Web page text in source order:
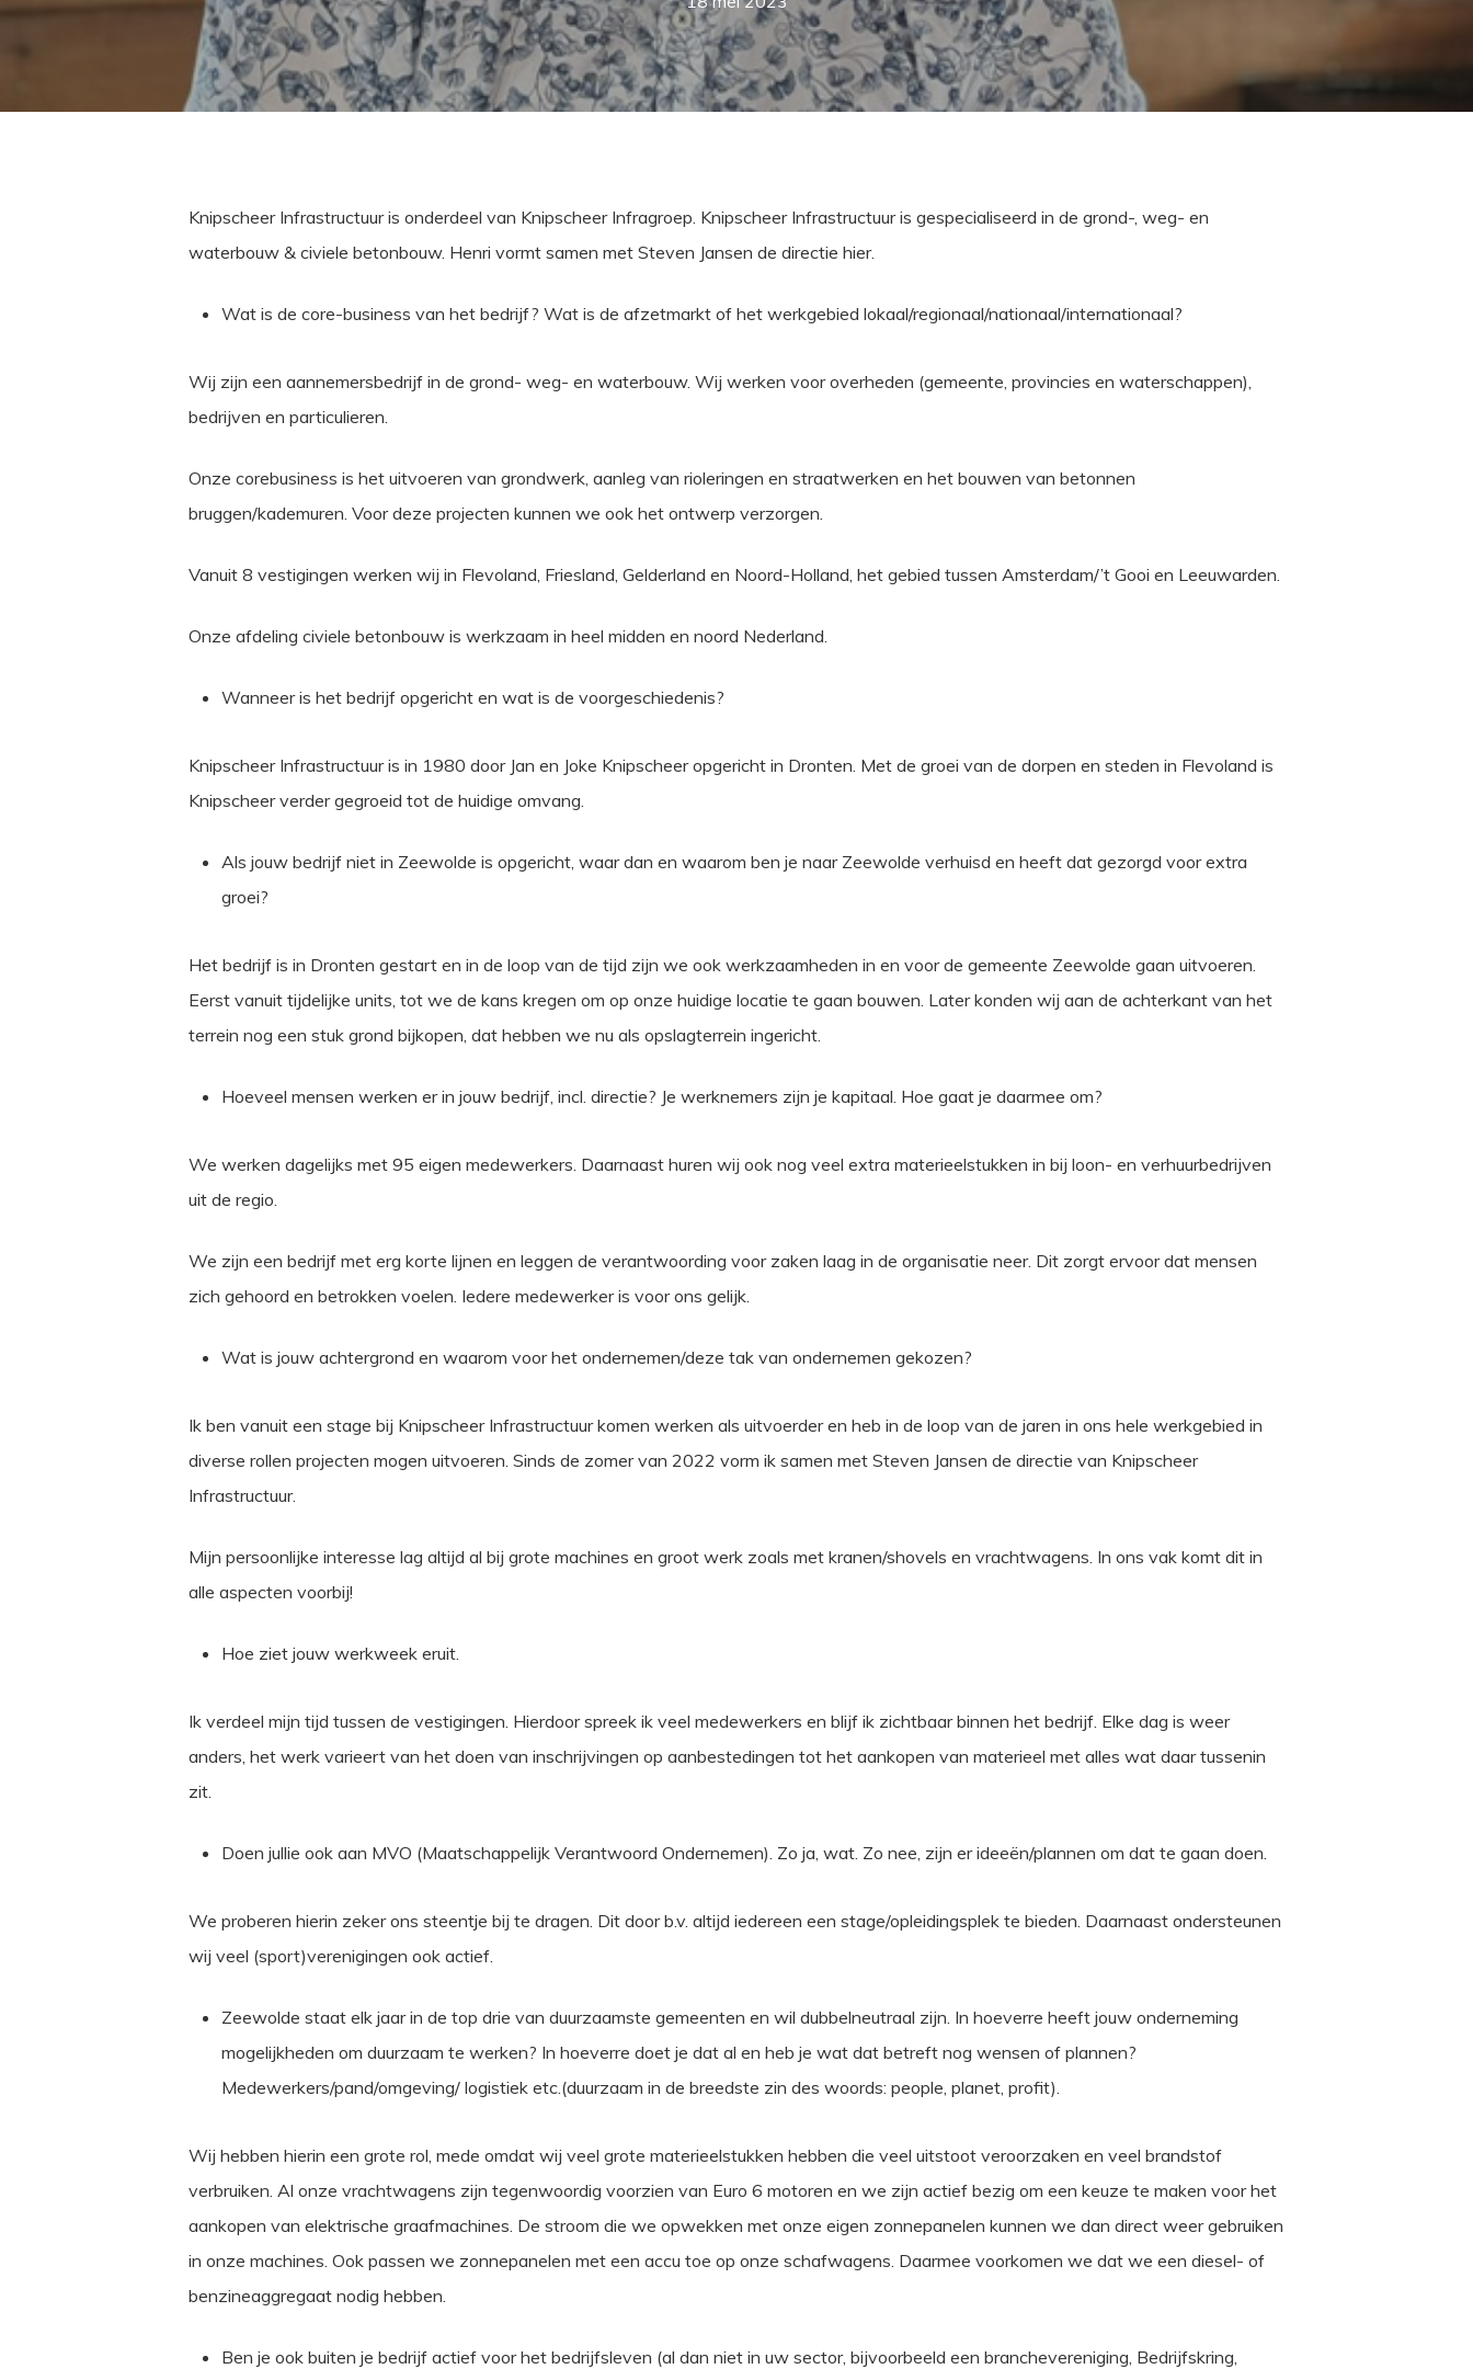
Knipscheer Infrastructuur is onderdeel van Knipscheer Infragroep. Knipscheer Infrastructuur is gespecialiseerd in de grond-, weg- en
waterbouw & civiele betonbouw. Henri vormt samen met Steven Jansen de directie hier.
Wat is de core-business van het bedrijf? Wat is de afzetmarkt of het werkgebied lokaal/regionaal/nationaal/internationaal?
Wij zijn een aannemersbedrijf in de grond- weg- en waterbouw. Wij werken voor overheden (gemeente, provincies en waterschappen),
bedrijven en particulieren.
Onze corebusiness is het uitvoeren van grondwerk, aanleg van rioleringen en straatwerken en het bouwen van betonnen
bruggen/kademuren. Voor deze projecten kunnen we ook het ontwerp verzorgen.
Vanuit 8 vestigingen werken wij in Flevoland, Friesland, Gelderland en Noord-Holland, het gebied tussen Amsterdam/’t Gooi en Leeuwarden.
Onze afdeling civiele betonbouw is werkzaam in heel midden en noord Nederland.
Wanneer is het bedrijf opgericht en wat is de voorgeschiedenis?
Knipscheer Infrastructuur is in 1980 door Jan en Joke Knipscheer opgericht in Dronten. Met de groei van de dorpen en steden in Flevoland is
Knipscheer verder gegroeid tot de huidige omvang.
Als jouw bedrijf niet in Zeewolde is opgericht, waar dan en waarom ben je naar Zeewolde verhuisd en heeft dat gezorgd voor extra
groei?
Het bedrijf is in Dronten gestart en in de loop van de tijd zijn we ook werkzaamheden in en voor de gemeente Zeewolde gaan uitvoeren.
Eerst vanuit tijdelijke units, tot we de kans kregen om op onze huidige locatie te gaan bouwen. Later konden wij aan de achterkant van het
terrein nog een stuk grond bijkopen, dat hebben we nu als opslagterrein ingericht.
Hoeveel mensen werken er in jouw bedrijf, incl. directie? Je werknemers zijn je kapitaal. Hoe gaat je daarmee om?
We werken dagelijks met 95 eigen medewerkers. Daarnaast huren wij ook nog veel extra materieelstukken in bij loon- en verhuurbedrijven
uit de regio.
We zijn een bedrijf met erg korte lijnen en leggen de verantwoording voor zaken laag in de organisatie neer. Dit zorgt ervoor dat mensen
zich gehoord en betrokken voelen. Iedere medewerker is voor ons gelijk.
Wat is jouw achtergrond en waarom voor het ondernemen/deze tak van ondernemen gekozen?
Ik ben vanuit een stage bij Knipscheer Infrastructuur komen werken als uitvoerder en heb in de loop van de jaren in ons hele werkgebied in
diverse rollen projecten mogen uitvoeren. Sinds de zomer van 2022 vorm ik samen met Steven Jansen de directie van Knipscheer
Infrastructuur.
Mijn persoonlijke interesse lag altijd al bij grote machines en groot werk zoals met kranen/shovels en vrachtwagens. In ons vak komt dit in
alle aspecten voorbij!
Hoe ziet jouw werkweek eruit.
Ik verdeel mijn tijd tussen de vestigingen. Hierdoor spreek ik veel medewerkers en blijf ik zichtbaar binnen het bedrijf. Elke dag is weer
anders, het werk varieert van het doen van inschrijvingen op aanbestedingen tot het aankopen van materieel met alles wat daar tussenin
zit.
Doen jullie ook aan MVO (Maatschappelijk Verantwoord Ondernemen). Zo ja, wat. Zo nee, zijn er ideeën/plannen om dat te gaan doen.
We proberen hierin zeker ons steentje bij te dragen. Dit door b.v. altijd iedereen een stage/opleidingsplek te bieden. Daarnaast ondersteunen
wij veel (sport)verenigingen ook actief.
Zeewolde staat elk jaar in de top drie van duurzaamste gemeenten en wil dubbelneutraal zijn. In hoeverre heeft jouw onderneming
mogelijkheden om duurzaam te werken? In hoeverre doet je dat al en heb je wat dat betreft nog wensen of plannen?
Medewerkers/pand/omgeving/ logistiek etc.(duurzaam in de breedste zin des woords: people, planet, profit).
Wij hebben hierin een grote rol, mede omdat wij veel grote materieelstukken hebben die veel uitstoot veroorzaken en veel brandstof
verbruiken. Al onze vrachtwagens zijn tegenwoordig voorzien van Euro 6 motoren en we zijn actief bezig om een keuze te maken voor het
aankopen van elektrische graafmachines. De stroom die we opwekken met onze eigen zonnepanelen kunnen we dan direct weer gebruiken
in onze machines. Ook passen we zonnepanelen met een accu toe op onze schafwagens. Daarmee voorkomen we dat we een diesel- of
benzineaggregaat nodig hebben.
Ben je ook buiten je bedrijf actief voor het bedrijfsleven (al dan niet in uw sector, bijvoorbeeld een branchevereniging, Bedrijfskring,